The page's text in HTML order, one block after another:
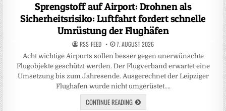
Sprengstoff auf Airport: Drohnen als
Sicherheitsrisiko: Luftfahrt fordert schnelle
Umrüstung der Flughäfen
RSS-FEED 7. AUGUST 2026
Acht wichtige Airports sollen besser gegen unerwünschte
Flugobjekte geschützt werden. Der Flugverband erwartet eine
Umsetzung bis zum Jahresende. Ausgerechnet der Leipziger
Flughafen wurde nicht umgerüstet….
CONTINUE READING